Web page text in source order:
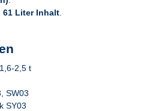
61 Liter Inhalt
2,5 t
SW03
SY03